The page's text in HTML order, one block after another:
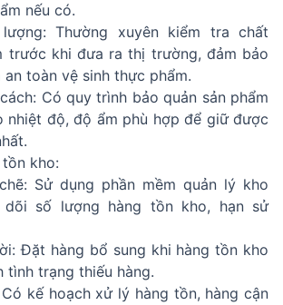
nếu có.
Thường xuyên kiểm tra chất
trước khi đưa ra thị trường, đảm bảo
toàn vệ sinh thực phẩm.
Có quy trình bảo quản sản phẩm
nhiệt độ, độ ẩm phù hợp để giữ được
kho:
Sử dụng phần mềm quản lý kho
số lượng hàng tồn kho, hạn sử
Đặt hàng bổ sung khi hàng tồn kho
tình trạng thiếu hàng.
kế hoạch xử lý hàng tồn, hàng cận